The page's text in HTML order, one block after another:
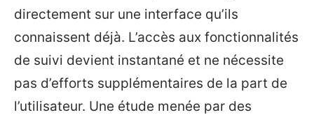
directement sur une interface qu’ils
connaissent déjà. L’accès aux fonctionnalités
de suivi devient instantané et ne nécessite
pas d’efforts supplémentaires de la part de
l’utilisateur. Une étude menée par des